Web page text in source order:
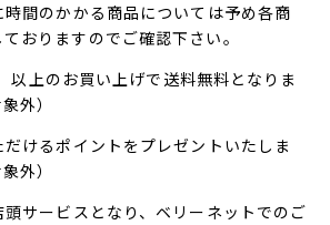
間のかかる商品については予め各商
おりますのでご確認下さい。
上のお買い上げで送料無料となりま
外）
けるポイントをプレゼントいたしま
外）
サービスとなり、ベリーネットでのご